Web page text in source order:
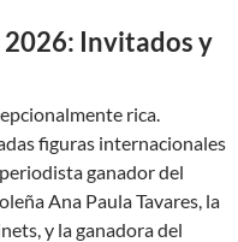
2026: Invitados y
rica.
figuras internacionales
ganador del
Ana Paula Tavares, la
y la ganadora del